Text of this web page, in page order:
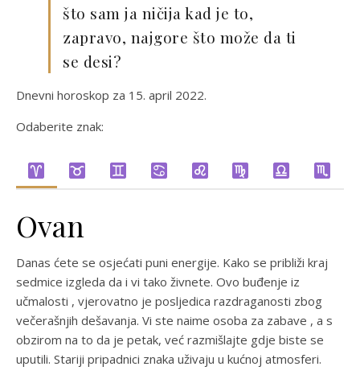
što sam ja ničija kad je to,
zapravo, najgore što može da ti
se desi?
Dnevni horoskop za 15. april 2022.
Odaberite znak:
Ovan
Danas ćete se osjećati puni energije. Kako se približi kraj
sedmice izgleda da i vi tako živnete. Ovo buđenje iz
učmalosti , vjerovatno je posljedica razdraganosti zbog
večerašnjih dešavanja. Vi ste naime osoba za zabave , a s
obzirom na to da je petak, već razmišlajte gdje biste se
uputili. Stariji pripadnici znaka uživaju u kućnoj atmosferi.